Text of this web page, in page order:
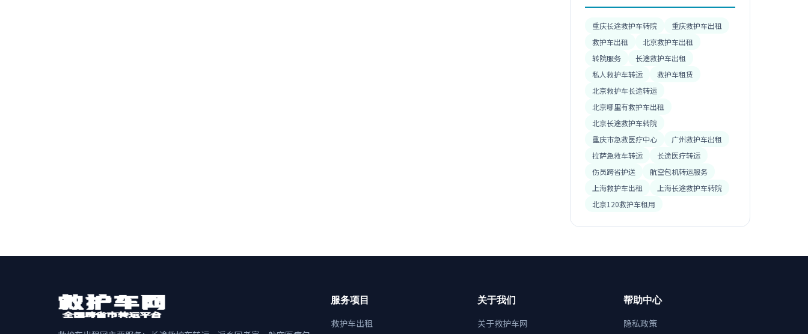
重庆长途救护车转院
重庆救护车出租
救护车出租
北京救护车出租
转院服务
长途救护车出租
私人救护车转运
救护车租赁
北京救护车长途转运
北京哪里有救护车出租
北京长途救护车转院
重庆市急救医疗中心
广州救护车出租
拉萨急救车转运
长途医疗转运
伤员跨省护送
航空包机转运服务
上海救护车出租
上海长途救护车转院
北京120救护车租用
服务项目
救护车出租
关于我们
关于救护车网
帮助中心
隐私政策